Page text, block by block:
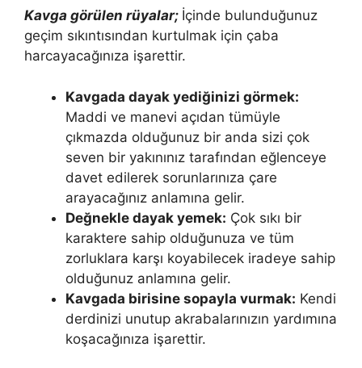
Kavga görülen rüyalar; İçinde bulunduğunuz
geçim sıkıntısından kurtulmak için çaba
harcayacağınıza işarettir.
Kavgada dayak yediğinizi görmek:
Maddi ve manevi açıdan tümüyle
çıkmazda olduğunuz bir anda sizi çok
seven bir yakınınız ta­rafından eğlenceye
davet edilerek sorunlarınıza çare
arayacağınız anlamına gelir.
Değnekle dayak yemek: Çok sıkı bir
karaktere sahip olduğunuza ve tüm
zorluklara karşı koyabilecek iradeye sahip
olduğunuz anlamına gelir.
Kavgada birisine sopayla vurmak: Kendi
derdinizi unutup akrabalarını­zın yardımına
koşacağınıza işarettir.